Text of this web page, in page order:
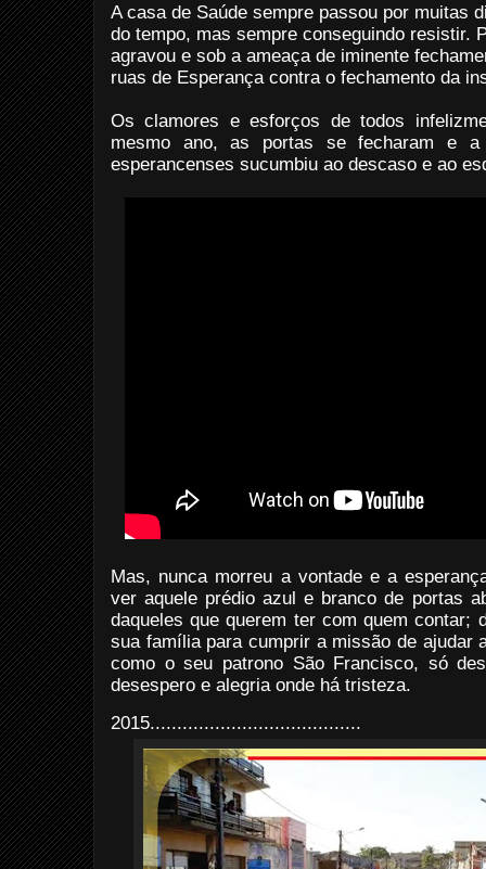
A casa de Saúde sempre passou por muitas
do tempo, mas sempre conseguindo resistir.
agravou e sob a ameaça de iminente
ruas de Esperança contra o fechamento da
Os clamores e esforços de todos
mesmo ano, as portas se fecharam e
esperancenses sucumbiu ao descaso e ao
Mas, nunca morreu a vontade e a
ver aquele prédio azul e branco de portas
daqueles que querem ter com quem contar;
sua família para cumprir a missão de ajudar
como o seu patrono São Francisco, só
desespero e alegria onde há tristeza.
2015.......................................